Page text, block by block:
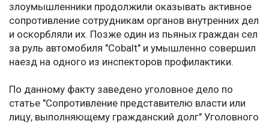
злоумышленники продолжили оказывать активное
сопротивление сотрудникам органов внутренних дел
и оскорбляли их. Позже один из пьяных граждан сел
за руль автомобиля "Cobalt" и умышленно совершил
наезд на одного из инспекторов профилактики.
По данному факту заведено уголовное дело по
статье "Сопротивление представителю власти или
лицу, выполняющему гражданский долг" Уголовного